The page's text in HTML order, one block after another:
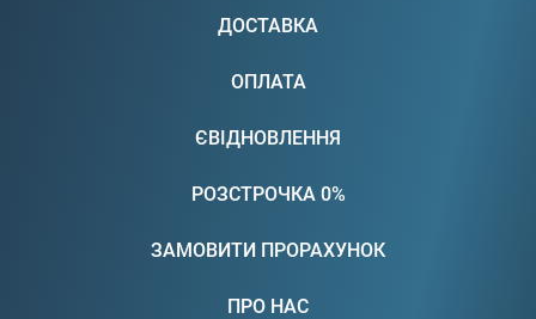
ДОСТАВКА
ОПЛАТА
ЄВІДНОВЛЕННЯ
РОЗСТРОЧКА 0%
ЗАМОВИТИ ПРОРАХУНОК
ПРО НАС